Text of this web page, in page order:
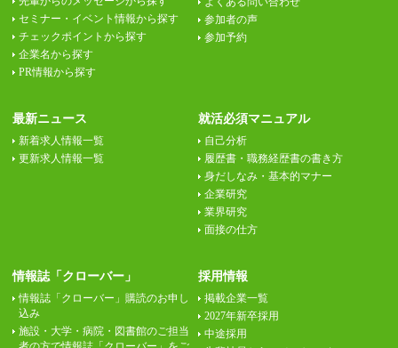
セミナー・イベント情報から探す
チェックポイントから探す
企業名から探す
PR情報から探す
参加者の声
参加予約
最新ニュース
新着求人情報一覧
更新求人情報一覧
就活必須マニュアル
自己分析
履歴書・職務経歴書の書き方
身だしなみ・基本的マナー
企業研究
業界研究
面接の仕方
情報誌「クローバー」
情報誌「クローバー」購読のお申し
込み
施設・大学・病院・図書館のご担当
採用情報
掲載企業一覧
2027年新卒採用
中途採用